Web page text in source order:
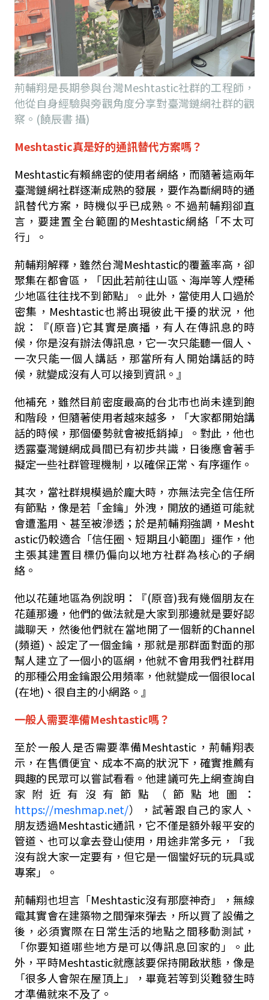
荊輔翔是長期參與台灣Meshtastic社群的工程師，
他從自身經驗與旁觀角度分享對臺灣鏈網社群的觀
察。(饒辰書 攝)
Meshtastic真是好的通訊替代方案嗎？
Meshtastic有賴綿密的使用者網絡，而隨著這兩年
臺灣鏈網社群逐漸成熟的發展，要作為斷網時的通
訊替代方案，時機似乎已成熟。不過荊輔翔卻直
言，要建置全台範圍的Meshtastic網絡「不太可
行」。
荊輔翔解釋，雖然台灣Meshtastic的覆蓋率高，卻
聚集在都會區，「因此若前往山區、海岸等人煙稀
少地區往往找不到節點」。此外，當使用人口過於
密集，Meshtastic也將出現彼此干擾的狀況，他
說：『(原音)它其實是廣播，有人在傳訊息的時
候，你是沒有辦法傳訊息，它一次只能聽一個人、
一次只能一個人講話，那當所有人開始講話的時
候，就變成沒有人可以接到資訊。』
他補充，雖然目前密度最高的台北市也尚未達到飽
和階段，但隨著使用者越來越多，「大家都開始講
話的時候，那個優勢就會被抵銷掉」。對此，他也
透露臺灣鏈網成員間已有初步共識，日後應會著手
擬定一些社群管理機制，以確保正常、有序運作。
其次，當社群規模過於龐大時，亦無法完全信任所
有節點，像是若「金鑰」外洩，開放的通道可能就
會遭濫用、甚至被滲透；於是荊輔翔強調，Mesht
astic仍較適合「信任圈、短期且小範圍」運作，他
主張其建置目標仍偏向以地方社群為核心的子網
絡。
他以花蓮地區為例說明：『(原音)我有幾個朋友在
花蓮那邊，他們的做法就是大家到那邊就是要好認
識聊天，然後他們就在當地開了一個新的Channel
(頻道)、設定了一個金鑰，那就是那群面對面的那
幫人建立了一個小的區網，他就不會用我們社群用
的那種公用金鑰跟公用頻率，他就變成一個很local
(在地)、很自主的小網路。』
一般人需要準備Meshtastic嗎？
至於一般人是否需要準備Meshtastic，荊輔翔表
示，在售價便宜、成本不高的狀況下，確實推薦有
興趣的民眾可以嘗試看看。他建議可先上網查詢自
家附近有沒有節點（節點地圖：
https://meshmap.net/），試著跟自己的家人、
朋友透過Meshtastic通訊，它不僅是額外報平安的
管道、也可以拿去登山使用，用途非常多元，「我
沒有說大家一定要有，但它是一個蠻好玩的玩具或
專案」。
荊輔翔也坦言「Meshtastic沒有那麼神奇」，無線
電其實會在建築物之間彈來彈去，所以買了設備之
後，必須實際在日常生活的地點之間移動測試，
「你要知道哪些地方是可以傳訊息回家的」。此
外，平時Meshtastic就應該要保持開啟狀態，像是
「很多人會架在屋頂上」，畢竟若等到災難發生時
才準備就來不及了。